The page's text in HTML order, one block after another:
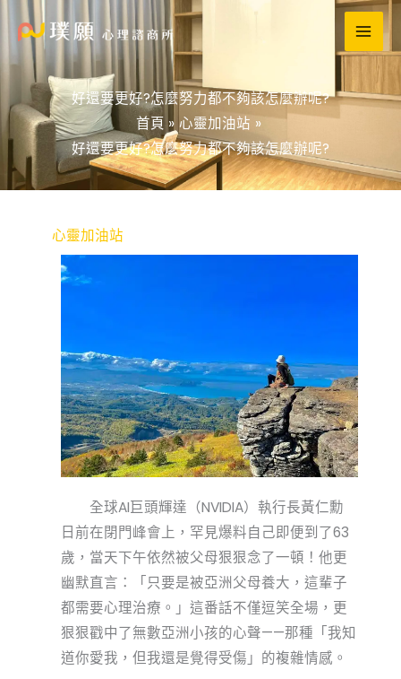
主
內
容
好還要更好?怎麼努力都不夠該怎麼辦呢?
首頁
心靈加油站
好還要更好?怎麼努力都不夠該怎麼辦呢?
心靈加油站
全球AI巨頭輝達（NVIDIA）執行長黃仁勳
日前在閉門峰會上，罕見爆料自己即便到了63
歲，當天下午依然被父母狠狠念了一頓！他更
幽默直言：「只要是被亞洲父母養大，這輩子
都需要心理治療。」這番話不僅逗笑全場，更
狠狠戳中了無數亞洲小孩的心聲——那種「我知
道你愛我，但我還是覺得受傷」的複雜情感。